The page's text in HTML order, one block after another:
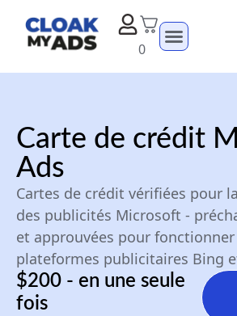
0
Carte de crédit
Ads
Cartes de crédit vérifiées pour
des publicités Microsoft -
et approuvées pour
plateformes publicitaires Bing
$200 - en une seule
fois